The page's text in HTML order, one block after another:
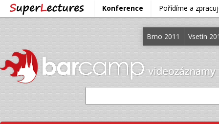
Konference Pořídíme a
Brno 2011 Vsetín